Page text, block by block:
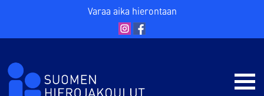
Varaa aika hierontaan